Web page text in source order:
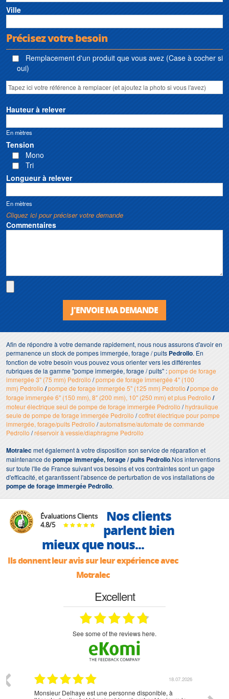
Ville
Précisez votre besoin
Remplacement d'un produit que vous avez (Case à cocher si
oui)
Hauteur à relever
En mètres
Tension
Mono
Tri
Longueur à relever
En mètres
Cliquez ici pour préciser votre demande
Commentaires
J'ENVOIE MA DEMANDE
Afin de répondre à votre demande rapidement, nous nous assurons d'avoir en
permanence un stock de pompes immergée, forage / puits Pedrollo. En
fonction de votre besoin vous pouvez vous orienter vers les différentes
rubriques de la gamme "pompe immergée, forage / puits" :pompe de forage
immergée 3" (75 mm) Pedrollo /pompe de forage immergée 4" (100
mm) Pedrollo /pompe de forage immergée 5" (125 mm) Pedrollo /pompe de
forage immergée 6" (150 mm), 8" (200 mm), 10" (250 mm) et plus Pedrollo /
moteur électrique seul de pompe de forage immergée Pedrollo /hydraulique
seule de pompe de forage immergée Pedrollo /coffret électrique pour pompe
immergée, forage/puits Pedrollo /automatisme/automate de commande
Pedrollo /réservoir à vessie/diaphragme Pedrollo
Motralecmet également à votre disposition son service de réparation et
maintenance depompe immergée, forage / puits Pedrollo.Nos interventions
sur toute l'Ile de France suivant vos besoins et vos contraintes sont un gage
d'efficacité, et garantissent l'absence de perturbation de vos installations de
pompe de forage immergée Pedrollo.
Évaluations Clients
4.8/5
Nos clients
parlent bien
mieux que nous...
Ils donnent leur avis sur leur expérience avec
Motralec
Excellent
see some of the reviews here.
18.07.2026
Monsieur Delhaye est une personne disponible, à